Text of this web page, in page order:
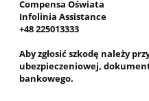
Compensa Oświata
Infolinia Assistance
+48 225013333
Aby zgłosić szkodę należy
ubezpieczeniowej,
bankowego.